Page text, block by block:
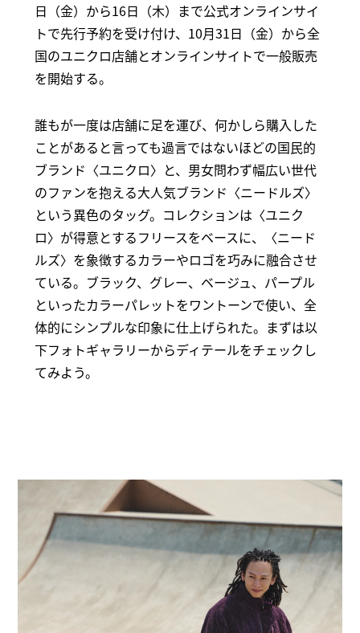
日（金）から16日（木）まで公式オンラインサイ
トで先行予約を受け付け、10月31日（金）から全
国のユニクロ店舗とオンラインサイトで一般販売
を開始する。
誰もが一度は店舗に足を運び、何かしら購入した
ことがあると言っても過言ではないほどの国民的
ブランド〈ユニクロ〉と、男女問わず幅広い世代
のファンを抱える大人気ブランド〈ニードルズ〉
という異色のタッグ。コレクションは〈ユニク
ロ〉が得意とするフリースをベースに、〈ニード
ルズ〉を象徴するカラーやロゴを巧みに融合させ
ている。ブラック、グレー、ベージュ、パープル
といったカラーパレットをワントーンで使い、全
体的にシンプルな印象に仕上げられた。まずは以
下フォトギャラリーからディテールをチェックし
てみよう。